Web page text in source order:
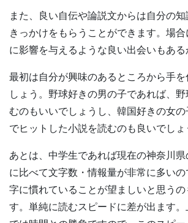
また、良い自伝や論説文からは自分の
きっかけをもらうことができます。場
に影響を与えるような良い出会いもある
最初は自分が興味のあるところから手
しょう。野球好きの男の子であれば、
むのもいいでしょうし、韓国好きの女の
でヒットした小説を読むのも良いでしょ
あとは、中学生であれば現在の神奈川
に比べて文字数・情報量が非常に多い
字に慣れていることが望ましいと思う
す。単純に読むスピードに差が出ます